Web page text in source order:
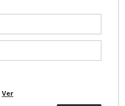
Ver